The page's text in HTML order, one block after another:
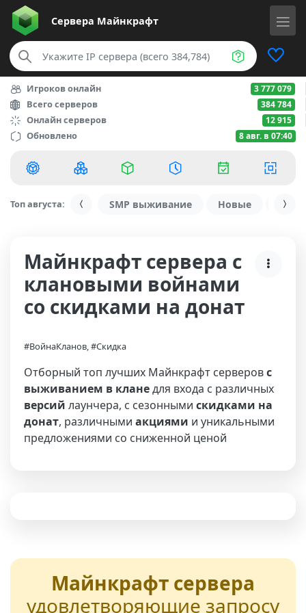
Сервера Майнкрафт
Игроков онлайн 3 777 079
Всего серверов 384 784
Онлайн серверов 12 915
Обновлено 8 авг. в 07:40
Топ августа: SMP выживание Новые С
Майнкрафт сервера с
клановыми войнами
со скидками на донат
#ВойнаКланов, #Скидка
Отборный топ лучших Майнкрафт серверовс
выживанием в кланедля входа с различных
версий лаунчера, с сезонными скидками на
донат, различными акциями и уникальными
предложениями со сниженной ценой
Майнкрафт сервера
удовлетворяющие запросу